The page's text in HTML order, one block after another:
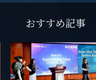
おすすめ記事